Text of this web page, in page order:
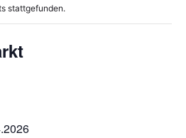
stattgefunden.